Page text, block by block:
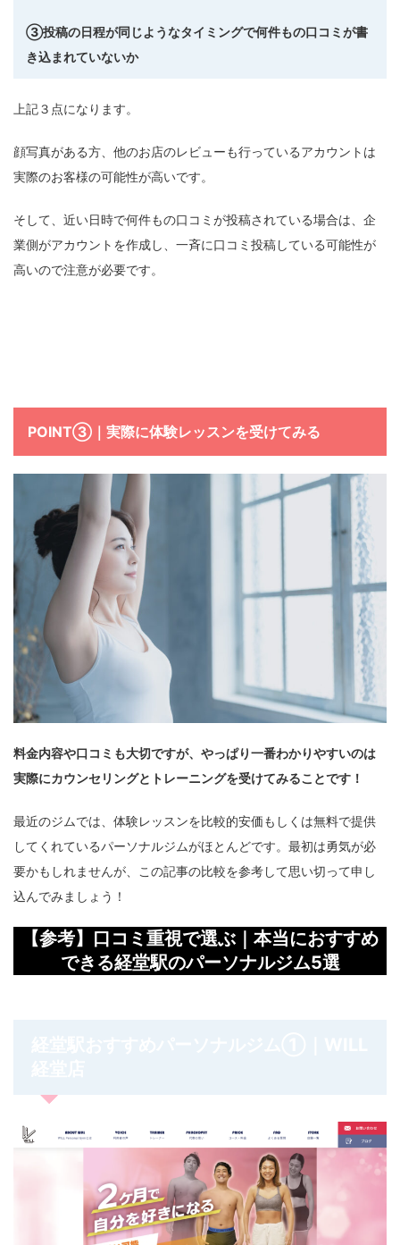
③投稿の日程が同じようなタイミングで何件もの口コミが書
き込まれていないか
上記３点になります。
顔写真がある方、他のお店のレビューも行っているアカウントは
実際のお客様の可能性が高いです。
そして、近い日時で何件もの口コミが投稿されている場合は、企
業側がアカウントを作成し、一斉に口コミ投稿している可能性が
高いので注意が必要です。
POINT③｜実際に体験レッスンを受けてみる
料金内容や口コミも大切ですが、やっぱり一番わかりやすいのは
実際にカウンセリングとトレーニングを受けてみることです！
最近のジムでは、体験レッスンを比較的安価もしくは無料で提供
してくれているパーソナルジムがほとんどです。最初は勇気が必
要かもしれませんが、この記事の比較を参考して思い切って申し
込んでみましょう！
【参考】口コミ重視で選ぶ｜本当におすすめ
できる経堂駅のパーソナルジム5選